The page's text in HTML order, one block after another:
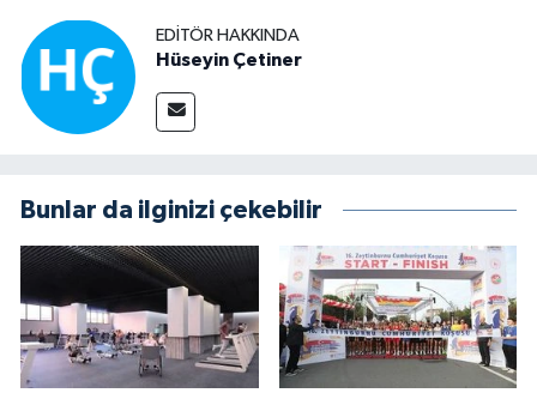
EDITÖR HAKKINDA
Hüseyin Çetiner
Bunlar da ilginizi çekebilir